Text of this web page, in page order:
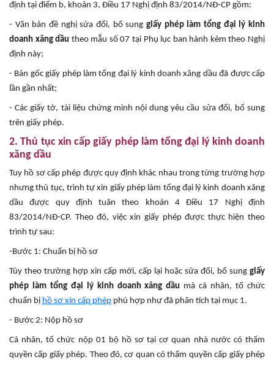
định tại điểm b, khoản 3, Điều 17 Nghị định 83/2014/NĐ-CP gồm:
- Văn bản đề nghị sửa đổi, bổ sung giấy phép làm tổng đại lý kinh
doanh xăng dầu theo mẫu số 07 tại Phụ lục ban hành kèm theo Nghị
định này;
- Bản gốc giấy phép làm tổng đại lý kinh doanh xăng dầu đã được cấp
lần gần nhất;
- Các giấy tờ, tài liệu chứng minh nội dung yêu cầu sửa đổi, bổ sung
trên giấy phép.
2. Thủ tục xin cấp giấy phép làm tổng đại lý kinh doanh
xăng dầu
Tuy hồ sơ cấp phép được quy định khác nhau trong từng trường hợp
nhưng thủ tục, trình tự xin giấy phép làm tổng đại lý kinh doanh xăng
dầu được quy định tuân theo khoản 4 Điều 17 Nghị định
83/2014/NĐ-CP. Theo đó, việc xin giấy phép được thực hiện theo
trình tự sau:
-Bước 1: Chuẩn bị hồ sơ
Tùy theo trường hợp xin cấp mới, cấp lại hoặc sửa đổi, bổ sung giấy
phép làm tổng đại lý kinh doanh xăng dầu mà cá nhân, tổ chức
chuẩn bị hồ sơ xin cấp phép phù hợp như đã phân tích tại mục 1.
- Bước 2: Nộp hồ sơ
Cá nhân, tổ chức nộp 01 bộ hồ sơ tại cơ quan nhà nước có thẩm
quyền cấp giấy phép. Theo đó, cơ quan có thẩm quyền cấp giấy phép